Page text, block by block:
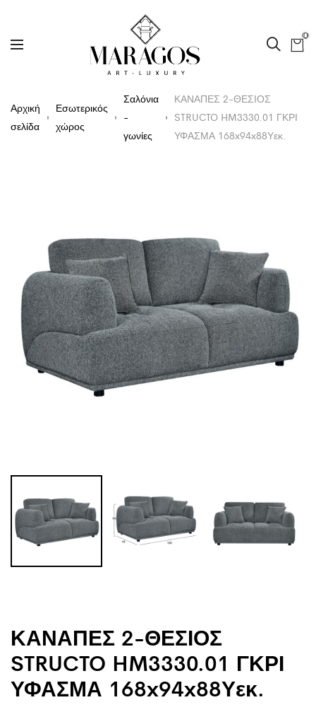
0
Αρχική
σελίδα
Εσωτερικός
χώρος
Σαλόνια
-
γωνίες
ΚΑΝΑΠΕΣ 2-ΘΕΣΙΟΣ
STRUCTO HM3330.01 ΓΚΡΙ
ΥΦΑΣΜΑ 168x94x88Υεκ.
ΚΑΝΑΠΕΣ 2-ΘΕΣΙΟΣ
STRUCTO HM3330.01 ΓΚΡΙ
ΥΦΑΣΜΑ 168x94x88Υεκ.